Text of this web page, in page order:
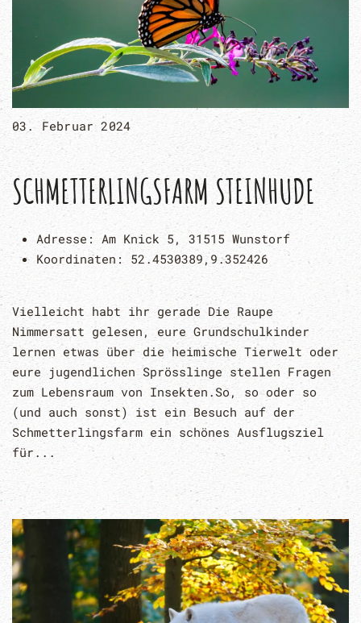
03. Februar 2024
SCHMETTERLINGSFARM STEINHUDE
Adresse: Am Knick 5, 31515 Wunstorf
Koordinaten: 52.4530389,9.352426
Vielleicht habt ihr gerade Die Raupe
Nimmersatt gelesen, eure Grundschulkinder
lernen etwas über die heimische Tierwelt oder
eure jugendlichen Sprösslinge stellen Fragen
zum Lebensraum von Insekten.So, so oder so
(und auch sonst) ist ein Besuch auf der
Schmetterlingsfarm ein schönes Ausflugsziel
für...